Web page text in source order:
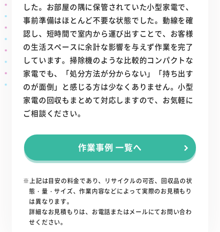
した。お部屋の隅に保管されていた小型家電で、
事前準備はほとんど不要な状態でした。動線を確
認し、短時間で室内から運び出すことで、お客様
の生活スペースに余計な影響を与えず作業を完了
しています。掃除機のような比較的コンパクトな
家電でも、「処分方法が分からない」「持ち出す
のが面倒」と感じる方は少なくありません。小型
家電の回収もまとめて対応しますので、お気軽に
ご相談ください。
作業事例 一覧へ
※上記は目安の料金であり、リサイクルの可否、回収品の状
態・量・サイズ、作業内容などによって実際のお見積もり
は異なります。
詳細なお見積もりは、お電話またはメールにてお問い合わ
せください。